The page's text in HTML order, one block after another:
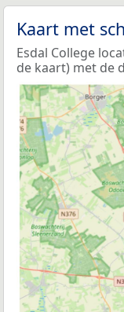
Kaart met
Esdal College
de kaart) met de